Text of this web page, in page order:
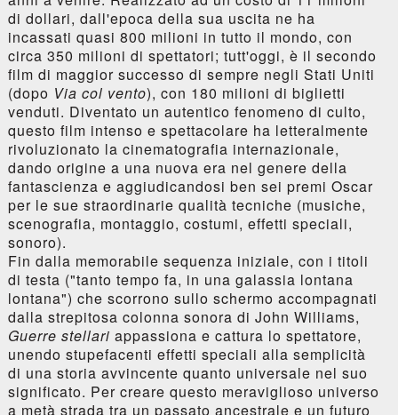
di dollari, dall'epoca della sua uscita ne ha
incassati quasi 800 milioni in tutto il mondo, con
circa 350 milioni di spettatori; tutt'oggi, è il secondo
film di maggior successo di sempre negli Stati Uniti
(dopo Via col vento), con 180 milioni di biglietti
venduti. Diventato un autentico fenomeno di culto,
questo film intenso e spettacolare ha letteralmente
rivoluzionato la cinematografia internazionale,
dando origine a una nuova era nel genere della
fantascienza e aggiudicandosi ben sei premi Oscar
per le sue straordinarie qualità tecniche (musiche,
scenografia, montaggio, costumi, effetti speciali,
sonoro).
Fin dalla memorabile sequenza iniziale, con i titoli
di testa ("tanto tempo fa, in una galassia lontana
lontana") che scorrono sullo schermo accompagnati
dalla strepitosa colonna sonora di John Williams,
Guerre stellari appassiona e cattura lo spettatore,
unendo stupefacenti effetti speciali alla semplicità
di una storia avvincente quanto universale nel suo
significato. Per creare questo meraviglioso universo
a metà strada tra un passato ancestrale e un futuro